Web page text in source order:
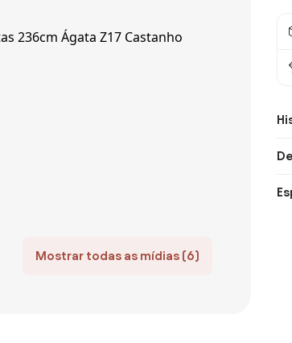
Mostrar todas as mídias (6)